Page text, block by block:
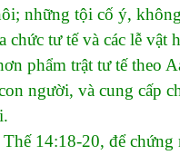
những tội cố ý,
chức tư tế và các lễ vật
phẩm trật tư tế theo
người, và cung cấp
14:18-20, để chứng